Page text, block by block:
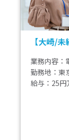
【大崎/
業務内容：
勤務地：東
給与：25円